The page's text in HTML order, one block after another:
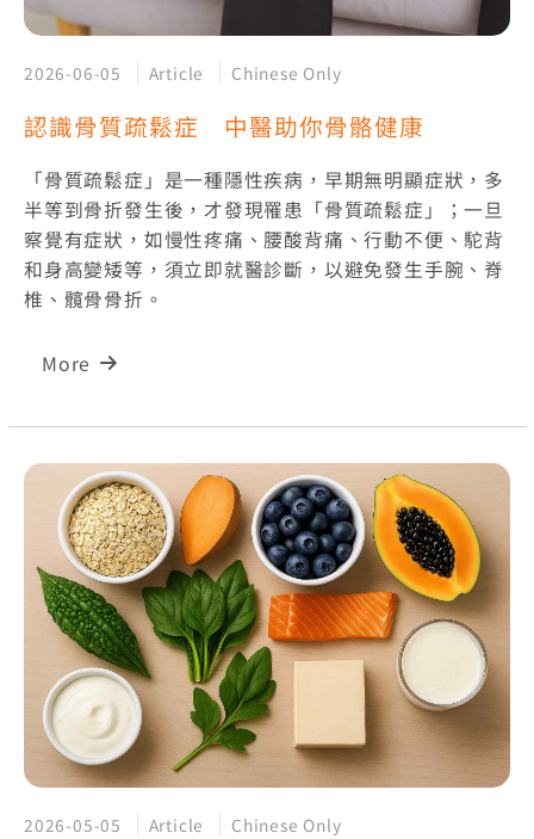
2026-06-05 Article Chinese Only
認識骨質疏鬆症 中醫助你骨骼健康
「骨質疏鬆症」是一種隱性疾病，早期無明顯症狀，多
半等到骨折發生後，才發現罹患「骨質疏鬆症」；一旦
察覺有症狀，如慢性疼痛、腰酸背痛、行動不便、駝背
和身高變矮等，須立即就醫診斷，以避免發生手腕、脊
椎、髖骨骨折。
More
2026-05-05 Article Chinese Only